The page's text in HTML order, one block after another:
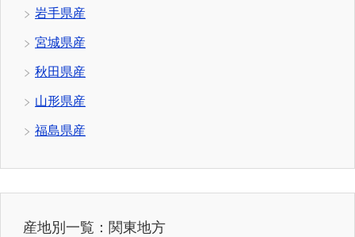
岩手県産
宮城県産
秋田県産
山形県産
福島県産
産地別一覧：関東地方